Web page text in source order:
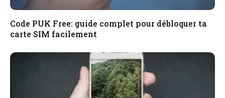
Code PUK Free: guide complet pour débloquer ta
carte SIM facilement